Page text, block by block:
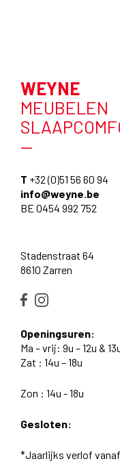
WEYNE
MEUBELEN
—
T +32 (0)51 56 60 94
info@weyne.be
BE 0454 992 752
Stadenstraat 64
8610 Zarren
Openingsuren:
Ma – vrij: 9u – 12u &
Zat : 14u – 18u
Zon : 14u - 18u
Gesloten:
*Jaarlijks verlof